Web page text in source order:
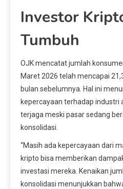
Investor
Tumbuh
OJK mencatat jumlah
Maret 2026 telah mencapai
bulan sebelumnya. Hal ini
kepercayaan terhadap industri
terjaga meski pasar sedang
konsolidasi.
“Masih ada kepercayaan dari
kripto bisa memberikan
investasi mereka. Kenaikan
konsolidasi menunjukkan